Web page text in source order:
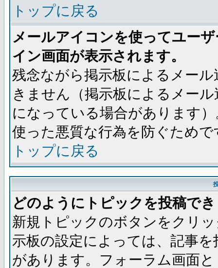
トップに戻る
メールアイコンを使ってユー
イン画面が表示されます。
残念ながら掲示板によるメー
きません（掲示板によるメー
になっている場合があります
使った悪質な行為を防ぐためで
トップに戻る
どのようにトピックを投稿で
新規トピックのボタンをクリ
示板の設定によっては、記事
があります。フォーラム画面